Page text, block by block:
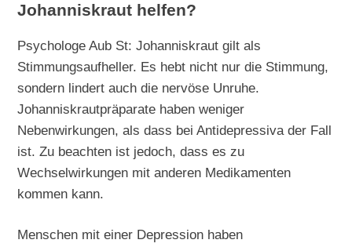
Johanniskraut helfen?
Psychologe Aub St: Johanniskraut gilt als
Stimmungsaufheller. Es hebt nicht nur die Stimmung,
sondern lindert auch die nervöse Unruhe.
Johanniskrautpräparate haben weniger
Nebenwirkungen, als dass bei Antidepressiva der Fall
ist. Zu beachten ist jedoch, dass es zu
Wechselwirkungen mit anderen Medikamenten
kommen kann.
Menschen mit einer Depression haben